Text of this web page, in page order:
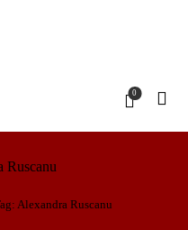
0
Ruscanu
Alexandra Ruscanu